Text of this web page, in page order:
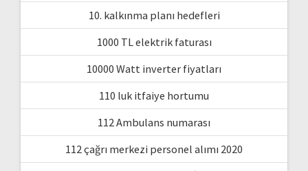
10. kalkınma planı hedefleri
1000 TL elektrik faturası
10000 Watt inverter fiyatları
110 luk itfaiye hortumu
112 Ambulans numarası
112 çağrı merkezi personel alımı 2020